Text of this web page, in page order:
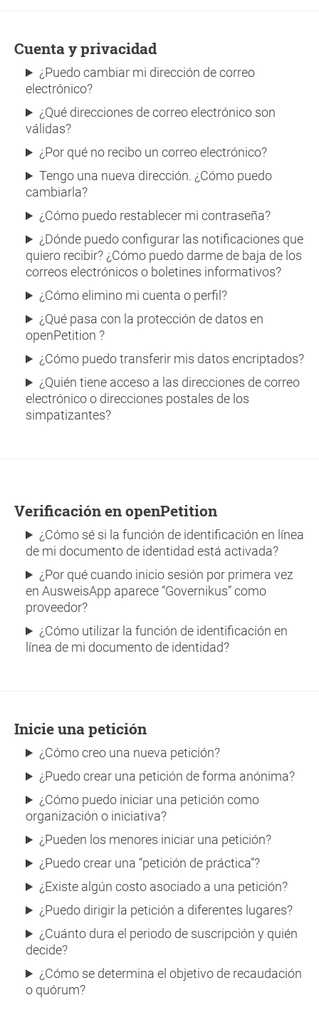
Cuenta y privacidad
¿Puedo cambiar mi dirección de correo
electrónico?
¿Qué direcciones de correo electrónico son
válidas?
¿Por qué no recibo un correo electrónico?
Tengo una nueva dirección. ¿Cómo puedo
cambiarla?
¿Cómo puedo restablecer mi contraseña?
¿Dónde puedo configurar las notificaciones que
quiero recibir? ¿Cómo puedo darme de baja de los
correos electrónicos o boletines informativos?
¿Cómo elimino mi cuenta o perfil?
¿Qué pasa con la protección de datos en
openPetition ?
¿Cómo puedo transferir mis datos encriptados?
¿Quién tiene acceso a las direcciones de correo
electrónico o direcciones postales de los
simpatizantes?
Verificación en openPetition
¿Cómo sé si la función de identificación en línea
de mi documento de identidad está activada?
¿Por qué cuando inicio sesión por primera vez
en AusweisApp aparece “Governikus” como
proveedor?
¿Cómo utilizar la función de identificación en
línea de mi documento de identidad?
Inicie una petición
¿Cómo creo una nueva petición?
¿Puedo crear una petición de forma anónima?
¿Cómo puedo iniciar una petición como
organización o iniciativa?
¿Pueden los menores iniciar una petición?
¿Puedo crear una “petición de práctica”?
¿Existe algún costo asociado a una petición?
¿Puedo dirigir la petición a diferentes lugares?
¿Cuánto dura el periodo de suscripción y quién
decide?
¿Cómo se determina el objetivo de recaudación
o quórum?